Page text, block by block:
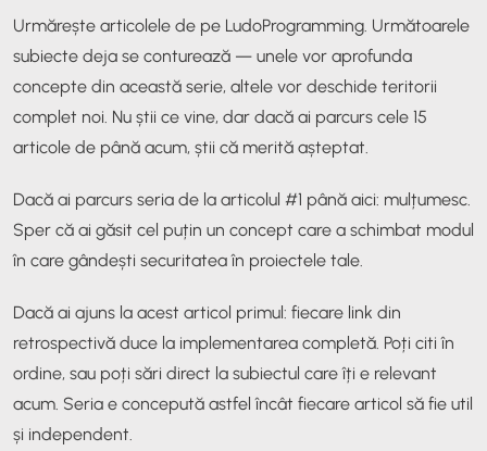
Urmărește articolele de pe LudoProgramming. Următoarele
subiecte deja se conturează — unele vor aprofunda
concepte din această serie, altele vor deschide teritorii
complet noi. Nu știi ce vine, dar dacă ai parcurs cele 15
articole de până acum, știi că merită așteptat.
Dacă ai parcurs seria de la articolul #1 până aici: mulțumesc.
Sper că ai găsit cel puțin un concept care a schimbat modul
în care gândești securitatea în proiectele tale.
Dacă ai ajuns la acest articol primul: fiecare link din
retrospectivă duce la implementarea completă. Poți citi în
ordine, sau poți sări direct la subiectul care îți e relevant
acum. Seria e concepută astfel încât fiecare articol să fie util
și independent.